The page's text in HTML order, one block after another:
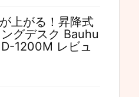
上がる！昇降式
グデスク Bauhu
1200M レビュ